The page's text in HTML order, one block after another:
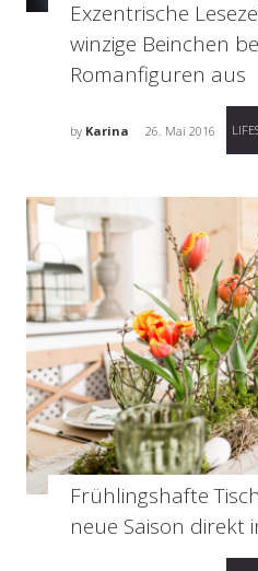
Exzentrische
winzige Beinchen
Romanfiguren aus
by Karina 26. Mai 2016
Frühlingshafte
neue Saison direkt